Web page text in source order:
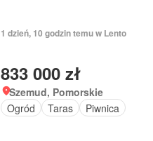
1 dzień, 10 godzin temu w Lento
833 000 zł
Szemud, Pomorskie
Ogród
Taras Piwnica